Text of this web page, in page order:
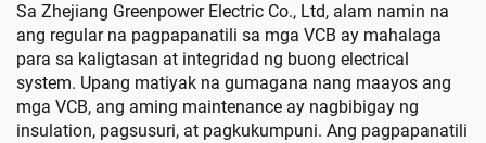
Sa Zhejiang Greenpower Electric Co., Ltd, alam namin na
ang regular na pagpapanatili sa mga VCB ay mahalaga
para sa kaligtasan at integridad ng buong electrical
system. Upang matiyak na gumagana nang maayos ang
mga VCB, ang aming maintenance ay nagbibigay ng
insulation, pagsusuri, at pagkukumpuni. Ang pagpapanatili